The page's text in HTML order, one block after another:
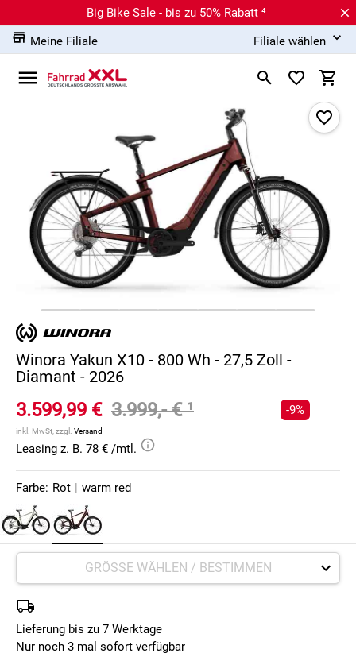
Big Bike Sale - bis zu 50% Rabatt ⁴
Meine Filiale
Filiale wählen
Winora Yakun X10 - 800 Wh - 27,5 Zoll -
Diamant - 2026
3.599,99 € 3.999,- €¹
inkl. MwSt, zzgl. Versand
-9%
Leasing z. B. 78 € /mtl.
Farbe: Rot | warm red
Lieferung bis zu 7 Werktage
Nur noch 3 mal sofort verfügbar